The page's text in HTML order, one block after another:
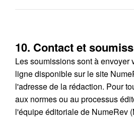
10. Contact et
Les soumissions sont à envoyer
ligne disponible sur le site
l'adresse de la rédaction. Pour
aux normes ou au processus
l'équipe éditoriale de NumeRev